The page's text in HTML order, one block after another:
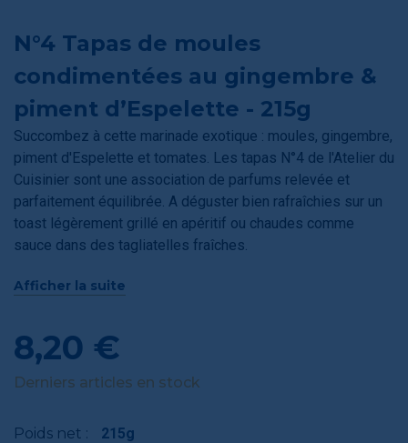
N°4 Tapas de moules
condimentées au gingembre &
piment d’Espelette - 215g
Succombez à cette marinade exotique : moules, gingembre,
piment d'Espelette et tomates. Les tapas N°4 de l'Atelier du
Cuisinier sont une association de parfums relevée et
parfaitement équilibrée. A déguster bien rafraîchies sur un
toast légèrement grillé en apéritif ou chaudes comme
sauce dans des tagliatelles fraîches.
Découvrez également le
Afficher la suite
8,20 €
Derniers articles en stock
Poids net : 215g